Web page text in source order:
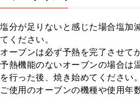
塩分が足りないと感じた場合塩加
てください。
オーブンは必ず予熱を完了させて
予熱機能のないオーブンの場合は
を行った後、焼き始めてください。
ご使用のオーブンの機種や使用年